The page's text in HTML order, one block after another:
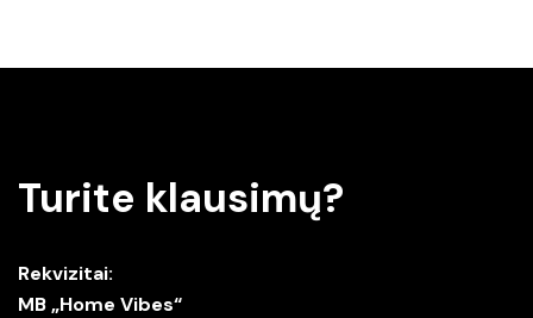
Turite klausimų?
Rekvizitai:
MB „Home Vibes“